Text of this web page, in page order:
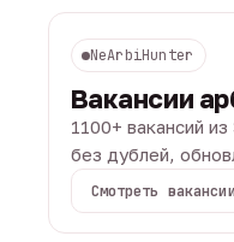
NeArbiHunter
Вакансии
1100+ вакансий
без дублей,
Смотреть вакансии